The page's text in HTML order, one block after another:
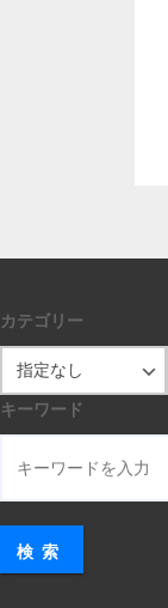
カテゴリー
キーワード
検索